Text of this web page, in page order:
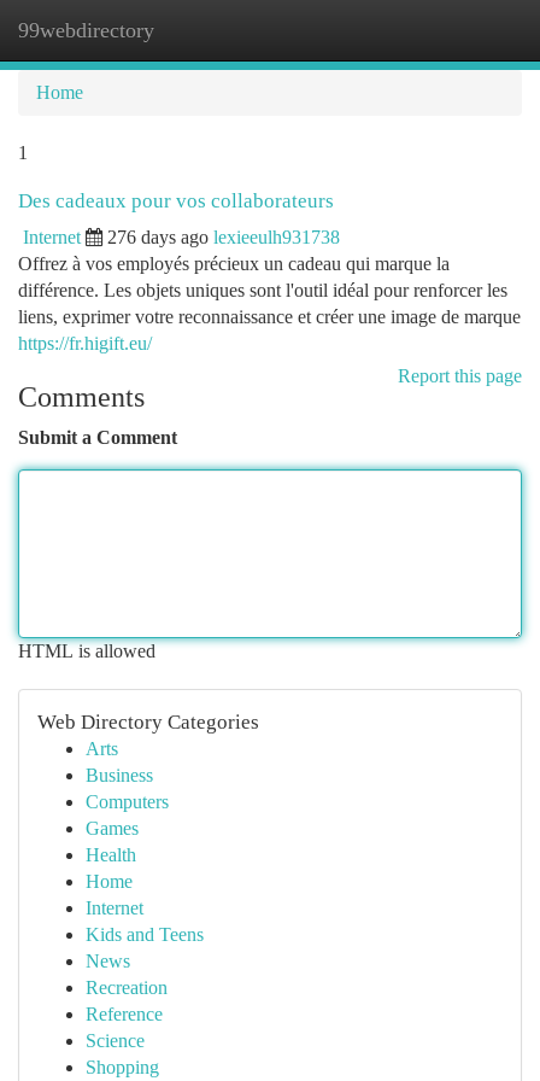
99webdirectory
Home
1
Des cadeaux pour vos collaborateurs
Internet 276 days ago lexieeulh931738
Offrez à vos employés précieux un cadeau qui marque la
différence. Les objets uniques sont l'outil idéal pour renforcer les
liens, exprimer votre reconnaissance et créer une image de marque
https://fr.higift.eu/
Report this page
Comments
Submit a Comment
HTML is allowed
Web Directory Categories
Arts
Business
Computers
Games
Health
Home
Internet
Kids and Teens
News
Recreation
Reference
Science
Shopping